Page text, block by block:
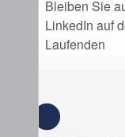
Bleiben Sie
LinkedIn auf
Laufenden